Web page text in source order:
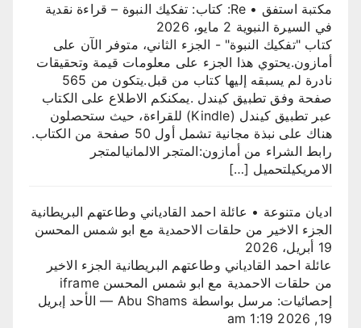
مكتبة استفق • Re: كتاب: تفكيك النبوة – قراءة نقدية
في السيرة النبوية 2 مايو، 2026
كتاب "تفكيك النبوة" - الجزء الثاني، متوفر الآن على
أمازون.​يحتوي هذا الجزء على معلومات قيمة وتحقيقات
نادرة لم يسبقه إليها كتاب من قبل.يتكون من 565
صفحة وفق تطبيق كيندل .​يمكنكم الاطلاع على الكتاب
عبر تطبيق كيندل (Kindle) للقراءة، حيث ستحصلون
هناك على نبذة مجانية تشمل أول 50 صفحة من الكتاب.​
رابط الشراء من أمازون:المتجر الالمانيالمتجر
الامريكيلتحميل […]
اديان متنوعة • عائلة احمد القادياني وطاعتهم البريطانية
الجزء الاخير من حلقات الاحمدية مع ابو شمس المحسن
19 أبريل، 2026
عائلة احمد القادياني وطاعتهم البريطانية الجزء الاخير
من حلقات الاحمدية مع ابو شمس المحسن iframe
إحصائيات: مرسل بواسطة Abu Shams — الأحد إبريل
19, 2026 1:19 am